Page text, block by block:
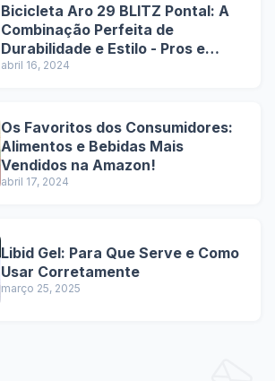
Bicicleta Aro 29 BLITZ Pontal: A
Combinação Perfeita de
Durabilidade e Estilo - Pros e
Contras
abril 16, 2024
Os Favoritos dos Consumidores:
Alimentos e Bebidas Mais
Vendidos na Amazon!
abril 17, 2024
Libid Gel: Para Que Serve e Como
Usar Corretamente
março 25, 2025